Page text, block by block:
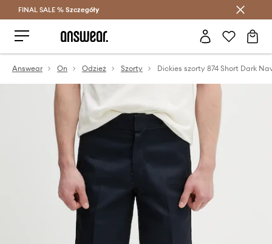
Oszczędzaj z Answear Club >
FINAL SALE % Szczegóły
Answear On Odzież Szorty Dickies szorty 874 Short Dark